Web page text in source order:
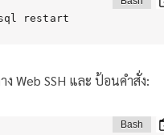
restart
Web SSH และ ป้อนคำสั่ง: